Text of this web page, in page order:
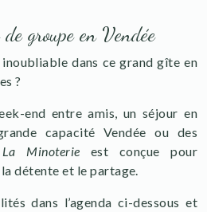
groupe en Vendée
dans ce grand gîte en
?
end entre amis, un séjour en
capacité Vendée ou des
La Minoterie est conçue pour
détente et le partage.
dans l’agenda ci-dessous et